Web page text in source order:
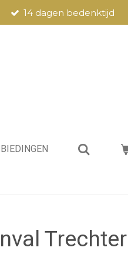
14 dagen bedenktijd
Trechter